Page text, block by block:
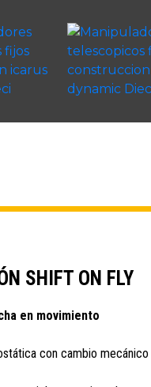
SHIFT ON FLY
en movimiento
con cambio mecánico